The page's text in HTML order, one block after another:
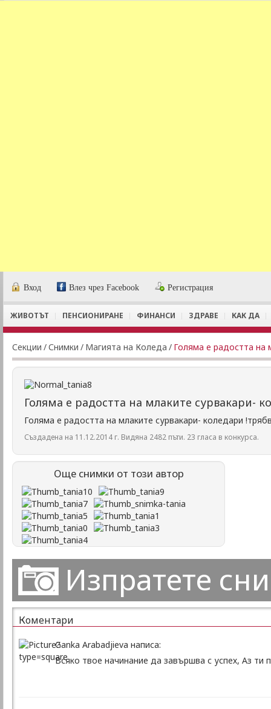
Вход Влез чрез Facebook Регистрация
ЖИВОТЪТ ПЕНСИОНИРАНЕ ФИНАНСИ ЗДРАВЕ КАК ДА
Секции /Снимки / Магията на Коледа / Голяма е радостта на
Голяма е радостта на млаките сурвакари-
Голяма е радостта на млаките сурвакари- коледари
Създадена на 11.12.2014 г. Видяна 2482 пъти. 23 гласа в конкурса.
Още снимки от този автор
Изпратете
Коментари
Ganka Arabadjieva написа:
Всяко твое начинание да завършва с успех, Аз